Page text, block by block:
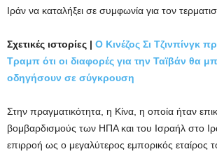
Ιράν να καταλήξει σε συμφωνία για τον
Σχετικές ιστορίες | Ο Κινέζος Σι Τζινπίνγκ
Τραμπ ότι οι διαφορές για την Ταϊβάν θα
οδηγήσουν σε σύγκρουση
Στην πραγματικότητα, η Κίνα, η οποία ήταν
βομβαρδισμούς των ΗΠΑ και του Ισραήλ στο
επιρροή ως ο μεγαλύτερος εμπορικός εταίρος